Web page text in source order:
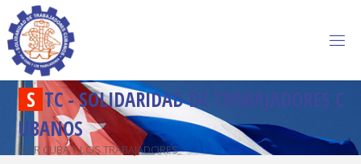
S TC-SOLIDARIDADD R A BAJADORES C
U BANOS
POR CUBA Y LOS TRABAJADORES